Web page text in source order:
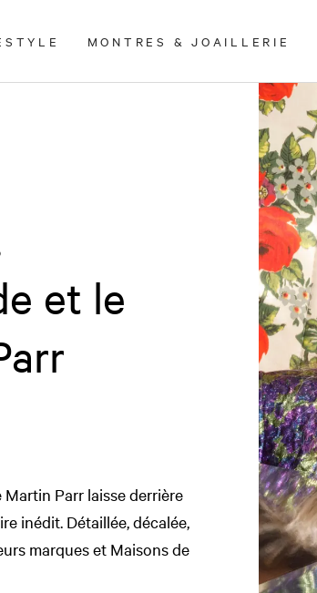
MONTRES & JOAILLERIE
et le
Parr laisse derrière
inédit. Détaillée, décalée,
marques et Maisons de